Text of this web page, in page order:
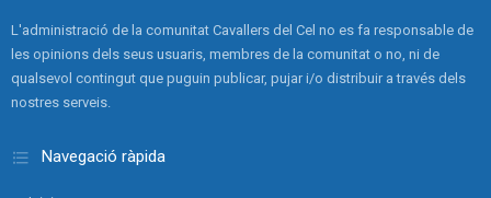
L'administració de la comunitat Cavallers del Cel no es fa responsable de
les opinions dels seus usuaris, membres de la comunitat o no, ni de
qualsevol contingut que puguin publicar, pujar i/o distribuir a través dels
nostres serveis.
Navegació ràpida